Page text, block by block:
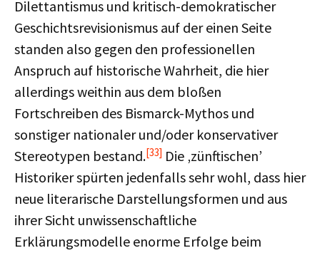
Dilettantismus und kritisch-demokratischer
Geschichtsrevisionismus auf der einen Seite
standen also gegen den professionellen
Anspruch auf historische Wahrheit, die hier
allerdings weithin aus dem bloßen
Fortschreiben des Bismarck-Mythos und
sonstiger nationaler und/oder konservativer
Stereotypen bestand.[33] Die ‚zünftischen’
Historiker spürten jedenfalls sehr wohl, dass hier
neue literarische Darstellungsformen und aus
ihrer Sicht unwissenschaftliche
Erklärungsmodelle enorme Erfolge beim